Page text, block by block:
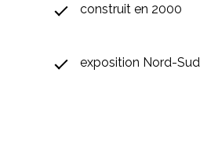
construit en 2000
exposition Nord-Sud